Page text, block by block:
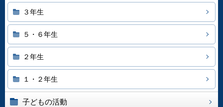
３年生
５・６年生
２年生
１・２年生
子どもの活動